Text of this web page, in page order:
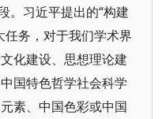
。习近平提出的“构建
任务，对于我们学术界
化建设、思想理论建
国特色哲学社会科学
素、中国色彩或中国